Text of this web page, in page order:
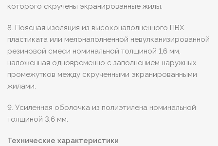
которого скручены экранированные жилы.
8. Поясная изоляция из высоконаполненного ПВХ
пластиката или мелонаполненной невулканизированной
резиновой смеси номинальной толщиной 1,6 мм,
наложенная одновременно с заполнением наружных
промежутков между скрученными экранированными
жилами.
9. Усиленная оболочка из полиэтилена номинальной
толщиной 3,6 мм.
Технические характеристики